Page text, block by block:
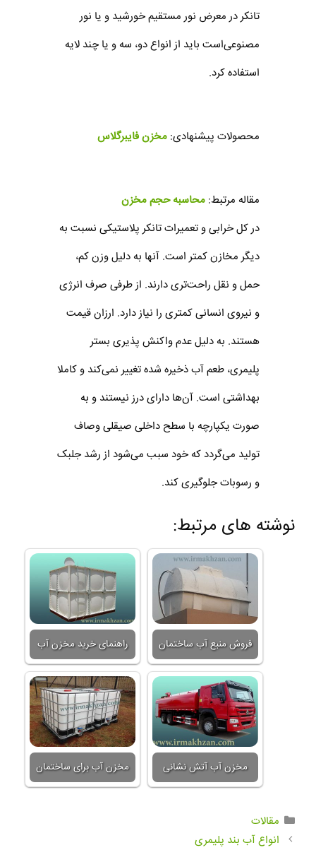
تانکر در معرض نور مستقیم خورشید و یا نور
مصنوعی‌است باید از انواع دو، سه و یا چند لایه
استفاده کرد.
محصولات پیشنهادی: مخزن فایبرگلاس
مقاله مرتبط: محاسبه حجم مخزن
در کل خرابی و تعمیرات تانکر پلاستیکی نسبت به
دیگر مخازن کمتر است. آنها به دلیل وزن کم،
حمل و نقل راحت‌تری دارند. از طرفی صرف انرژی
و نیروی انسانی کمتری را نیاز دارد. ارزان قیمت
هستند. به دلیل عدم واکنش پذیری بستر
پلیمری، طعم آب ذخیره شده تغییر نمی‌کند و کاملا
بهداشتی است. آن‌ها دارای درز نیستند و به
صورت یکپارچه با سطح داخلی صیقلی وصاف
تولید می‌گردد که خود سبب می‌شود از رشد جلبک
و رسوبات جلوگیری کند.
نوشته های مرتبط:
راهنمای خرید مخزن آب فروش منبع آب ساختمان
مخزن آب برای ساختمان مخزن آب آتش نشانی
مقالات
انواع آب بند پلیمری